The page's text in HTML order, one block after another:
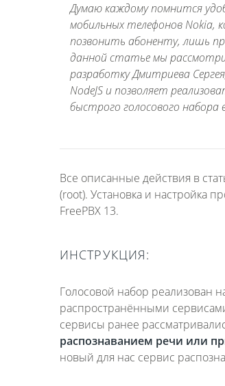
Думаю каждому помнится
мобильных телефонов Nokia,
позвонить абоненту, лишь
данной статье мы
разработку Дмитриева
NodeJS и позволяет
быстрого голосового набора
Все описанные действия в
(root). Установка и настройка
FreePBX 13.
ИНСТРУКЦИЯ:
Голосовой набор реализован
распространёнными
сервисы ранее
распознаванием речи или
новый для нас сервис